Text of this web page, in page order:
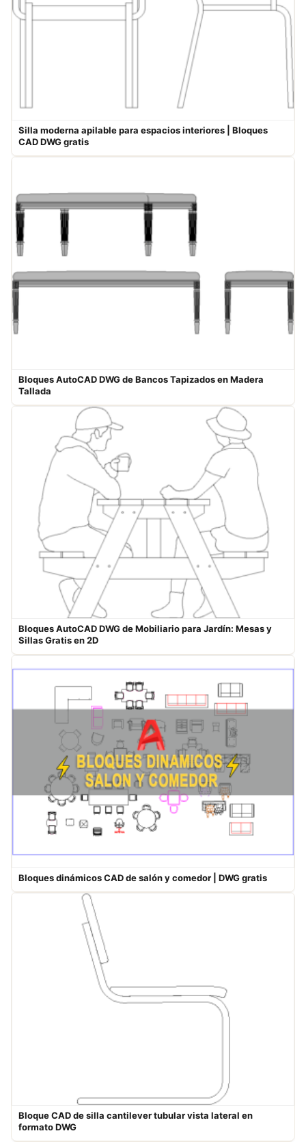
Silla moderna apilable para espacios interiores | Bloques
CAD DWG gratis
Bloques AutoCAD DWG de Bancos Tapizados en Madera
Tallada
Bloques AutoCAD DWG de Mobiliario para Jardín: Mesas y
Sillas Gratis en 2D
Bloques dinámicos CAD de salón y comedor | DWG gratis
Bloque CAD de silla cantilever tubular vista lateral en
formato DWG